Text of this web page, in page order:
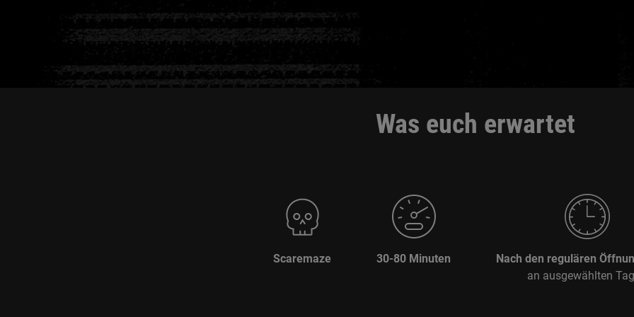
Was euch erwartet
Scaremaze 30-80 Minuten
Nach den regulären
an ausgewählten